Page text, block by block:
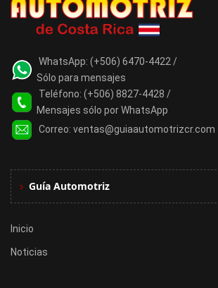
WhatsApp: (+506) 6470-4422 /
Sólo para mensajes
Teléfono: (+506) 8827-4428 /
Mensajes sólo por WhatsApp
Correo: ventas@guiaautomotrizcr.com
Guía Automotriz
Inicio
Noticias